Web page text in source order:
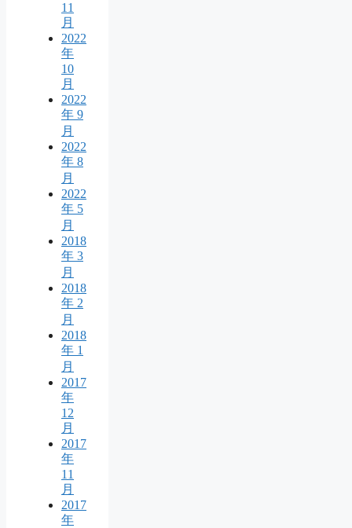
11
月
2022
年
10
月
2022
年 9
月
2022
年 8
月
2022
年 5
月
2018
年 3
月
2018
年 2
月
2018
年 1
月
2017
年
12
月
2017
年
11
月
2017
年